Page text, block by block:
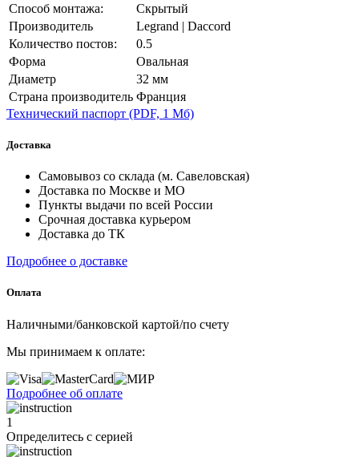
Способ монтажа:
Скрытый
Производитель
Legrand | Daccord
Количество постов:
0.5
Форма
Овальная
Диаметр
32 мм
Страна производитель Франция
Технический паспорт (PDF, 1 Мб)
Доставка
Самовывоз со склада (м. Савеловская)
Доставка по Москве и МО
Пункты выдачи по всей России
Срочная доставка курьером
Доставка до ТК
Подробнее о доставке
Оплата
Наличными/банковской картой/по счету
Мы принимаем к оплате:
Подробнее об оплате
1
Определитесь с серией